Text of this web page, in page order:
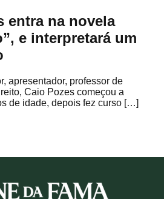
entra na novela
e interpretará um
apresentador, professor de
Caio Pozes começou a
de idade, depois fez curso […]